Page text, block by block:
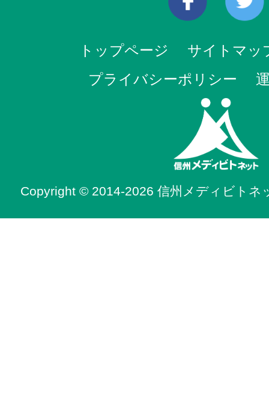
トップページ
サイトマッ
プライバシーポリシー
Copyright © 2014-2026 信州メディビトネ